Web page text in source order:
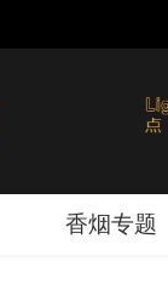
香烟专题